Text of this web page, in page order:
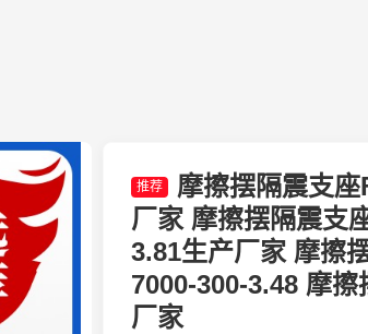
推荐
摩擦摆隔震支
厂家 摩擦摆隔震支
3.81生产厂家 摩擦
7000-300-3.48 摩
厂家